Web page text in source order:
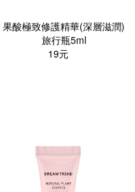
果酸極致修護精華(深層滋潤)
旅行瓶5ml
19元